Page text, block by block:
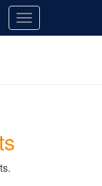
Переключить